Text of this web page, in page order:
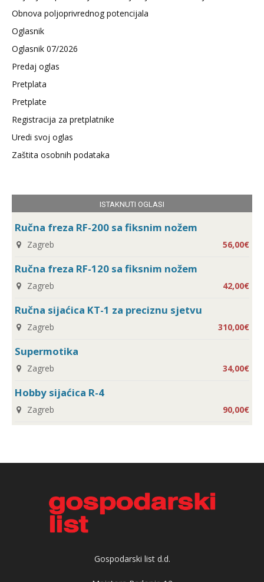
Obnova poljoprivrednog potencijala
Oglasnik
Oglasnik 07/2026
Predaj oglas
Pretplata
Pretplate
Registracija za pretplatnike
Uredi svoj oglas
Zaštita osobnih podataka
ISTAKNUTI OGLASI
Ručna freza RF-200 sa fiksnim nožem
Zagreb 56,00€
Ručna freza RF-120 sa fiksnim nožem
Zagreb 42,00€
Ručna sijaćica KT-1 za preciznu sjetvu
Zagreb 310,00€
Supermotika
Zagreb 34,00€
Hobby sijaćica R-4
Zagreb 90,00€
Gospodarski list d.d.